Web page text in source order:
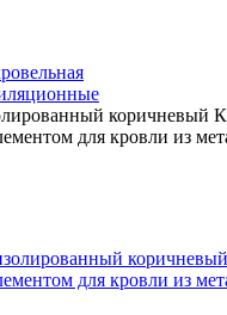
коричневый
для кровли из